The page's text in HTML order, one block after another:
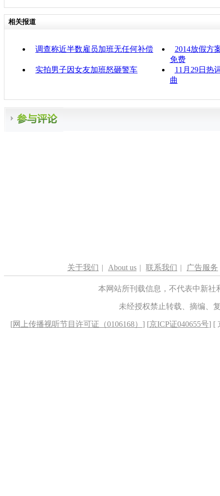
相关报道
调查称近半数雇员加班无任何补偿
2014放假方
免费
实拍男子因女友加班怒砸警车
11月29日热
曲
关于我们 | About us | 联系我们 | 广告服务
本网站所刊载信息，不代表中新
未经授权禁止转载、摘编、
[网上传播视听节目许可证（0106168） ] [京ICP证040655号] [